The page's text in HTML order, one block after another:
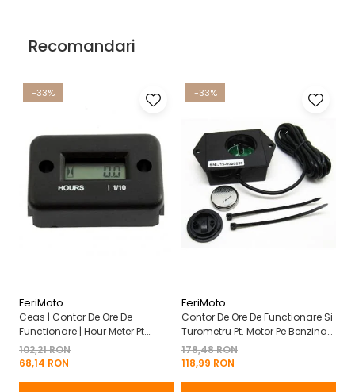
Recomandari
-33%
FeriMoto
Ceas | Contor De Ore De
Functionare | Hour Meter Pt.
Motor Pe Benzina 2T | 4T
102,21 RON
68,14 RON
-33%
FeriMoto
Contor De Ore De Functionare Si
Turometru Pt. Motor Pe Benzina
2T | 4T Cu Capac De Baterie
178,48 RON
118,99 RON